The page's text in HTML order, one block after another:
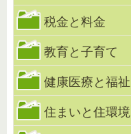
税金と料金
教育と子育て
健康医療と福祉
住まいと住環境